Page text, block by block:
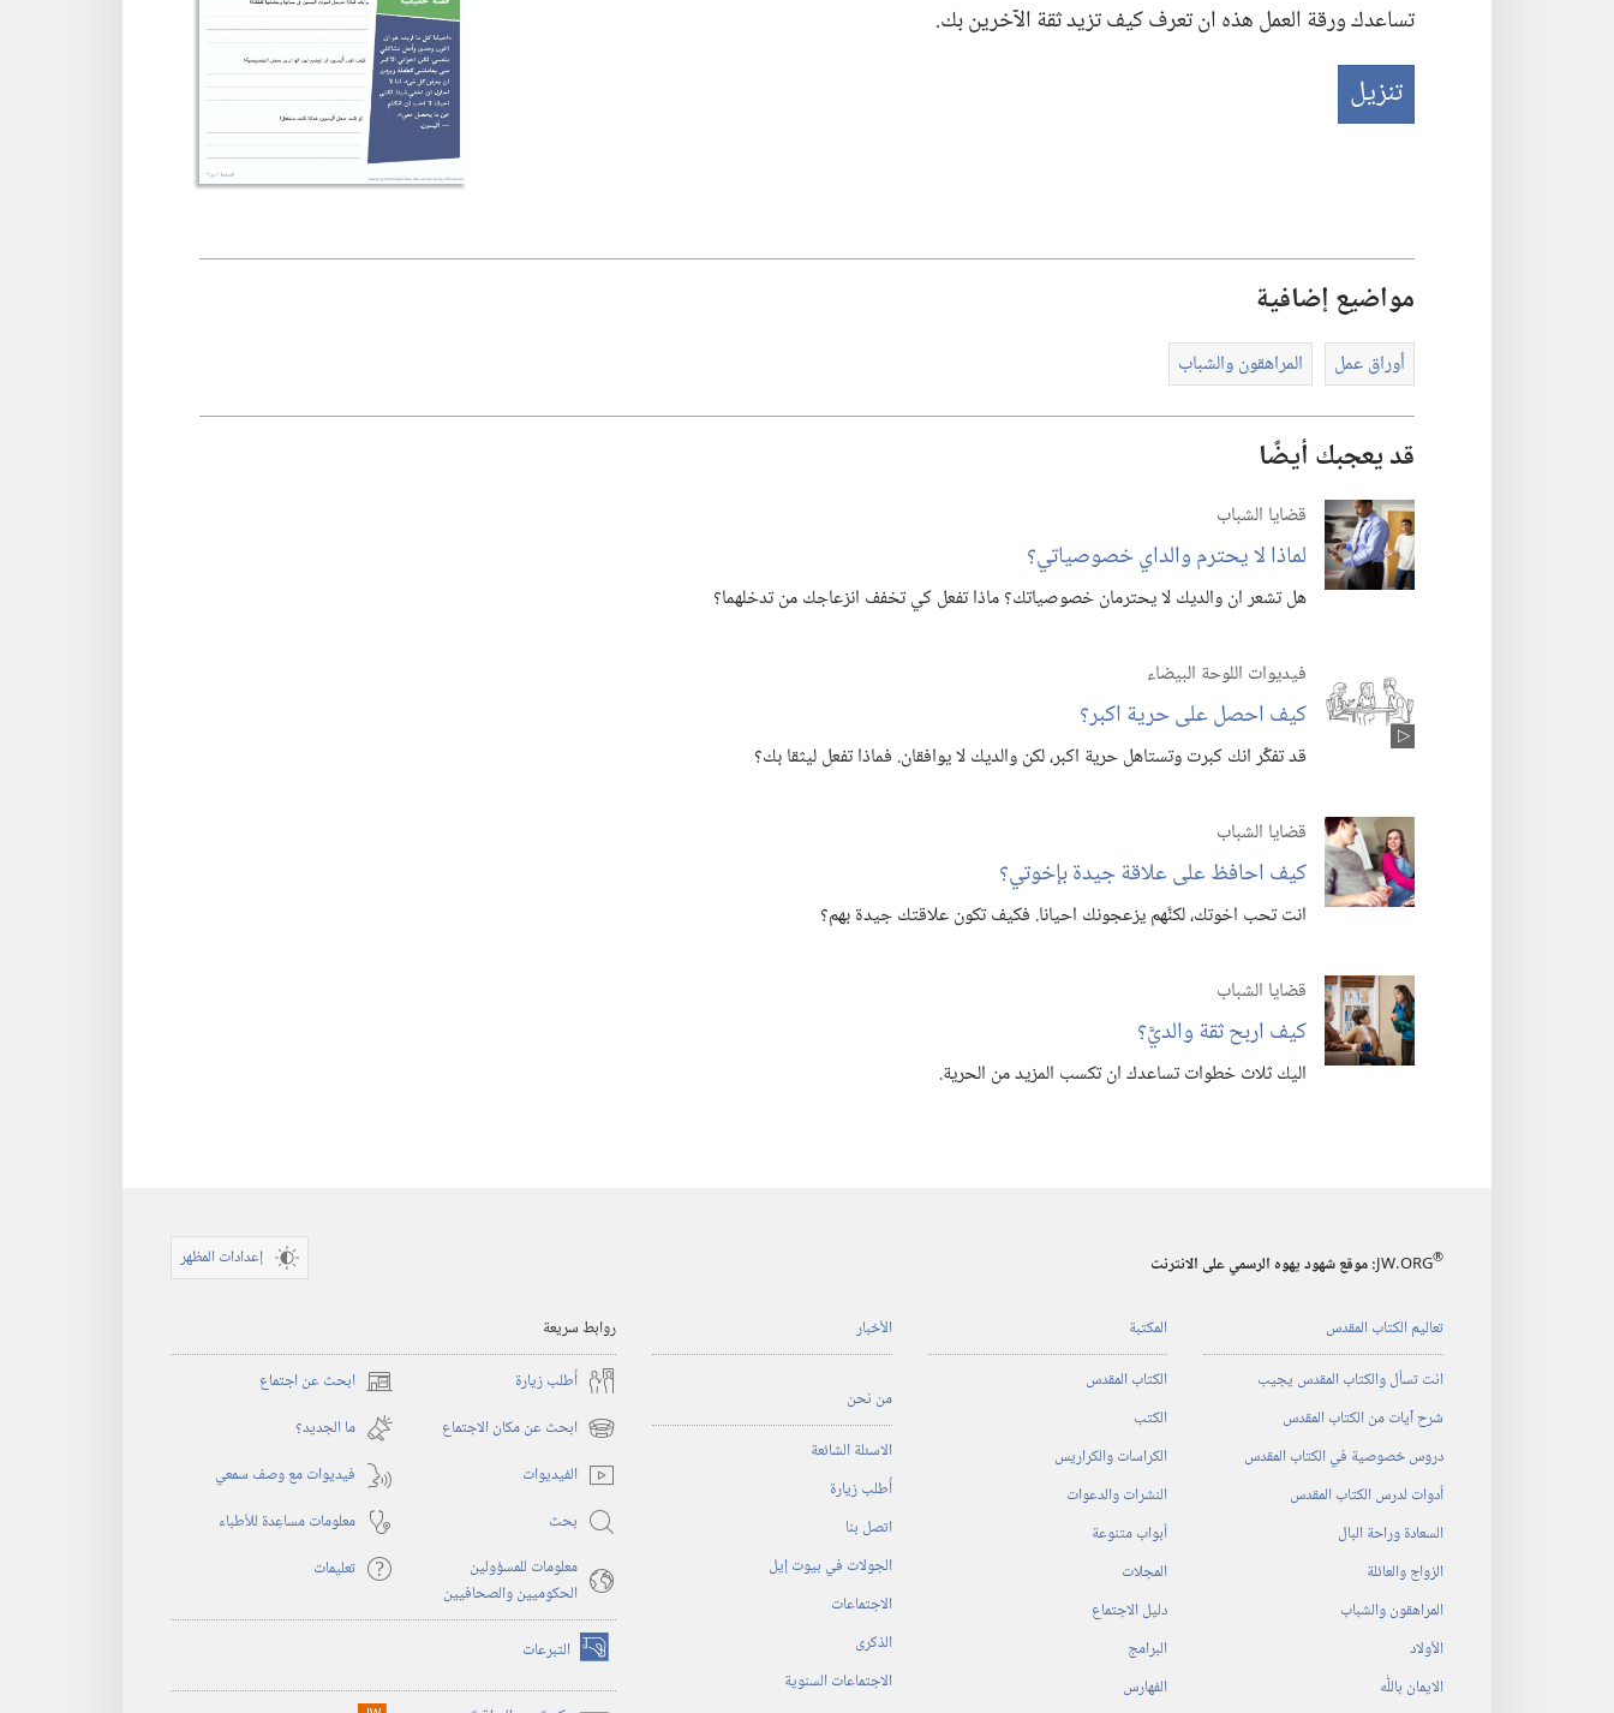
تساعدك ورقة العمل هذه ان تعرف كيف تزيد ثقة الآخرين بك.‏
تنزيل
مواضيع إضافية
أوراق عمل المراهقون والشباب
قد يعجبك أيضًا
قضايا الشباب
لماذا لا يحترم والداي خصوصياتي؟‏
هل تشعر ان والديك لا يحترمان خصوصياتك؟‏ ماذا تفعل كي تخفف انزعاجك من تدخلهما؟‏
فيديوات اللوحة البيضاء
كيف احصل على حرية اكبر؟‏
قد تفكِّر انك كبرت وتستاهل حرية اكبر،‏ لكن والديك لا يوافقان.‏ فماذا تفعل ليثقا بك؟‏
قضايا الشباب
كيف احافظ على علاقة جيدة بإخوتي؟‏
انت تحب اخوتك،‏ لكنَّهم يزعجونك احيانا.‏ فكيف تكون علاقتك جيدة بهم؟‏
قضايا الشباب
كيف اربح ثقة والديَّ؟‏
اليك ثلاث خطوات تساعدك ان تكسب المزيد من الحرية.‏
JW.ORG® :‏ موقع شهود يهوه الرسمي على الانترنت إعدادات المظهر
تعاليم الكتاب المقدس
انت تسأل والكتاب المقدس يجيب
شرح آيات من الكتاب المقدس
دروس خصوصية في الكتاب المقدس
أدوات لدرس الكتاب المقدس
السعادة وراحة البال
الزواج والعائلة
المراهقون والشباب
الأولاد
الايمان باللّٰه
المكتبة
الكتاب المقدس
الكتب
الكراسات والكراريس
النشرات والدعوات
أبواب متنوعة
المجلات
دليل الاجتماع
البرامج
الفهارس
الأخبار
من نحن
الاسئلة الشائعة
أُطلب زيارة
اتصل بنا
الجولات في بيوت إيل
الاجتماعات
الذكرى
الاجتماعات السنوية
روابط سريعة
أُطلب زيارة
ابحث عن اجتماع (يفتح
نافذة
جديدة)
ابحث عن مكان الاجتماع (يفتح
نافذة
جديدة)
ما الجديد؟‏
الفيديوات
فيديوات مع وصف سمعي
بحث
معلومات مساعِدة للأطباء
معلومات للمسؤولين
الحكوميين والصحافيين
تعليمات
التبرعات (يفتح
نافذة